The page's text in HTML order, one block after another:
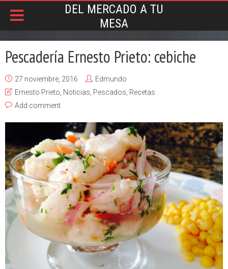
DEL MERCADO A TU
MESA
Pescadería Ernesto Prieto: cebiche
27 noviembre, 2016
Edmundo
Ernesto Prieto Noticias Pescados Recetas
Add comment